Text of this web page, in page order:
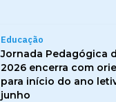
Educação
Jornada Pedagógica
2026 encerra com
para início do ano
junho